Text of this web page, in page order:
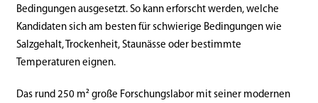
Bedingungen ausgesetzt. So kann erforscht werden, welche
Kandidaten sich am besten für schwierige Bedingungen wie
Salzgehalt, Trockenheit, Staunässe oder bestimmte
Temperaturen eignen.
Das rund 250 m² große Forschungslabor mit seiner modernen